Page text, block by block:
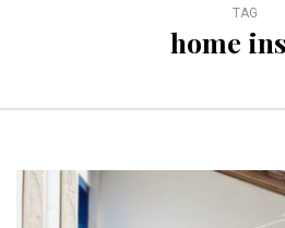
TAG
home